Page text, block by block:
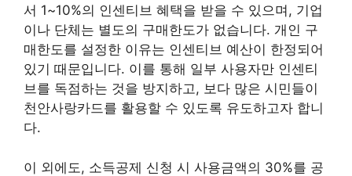
서 1~10%의 인센티브 혜택을 받을 수 있으며, 기업
이나 단체는 별도의 구매한도가 없습니다. 개인 구
매한도를 설정한 이유는 인센티브 예산이 한정되어
있기 때문입니다. 이를 통해 일부 사용자만 인센티
브를 독점하는 것을 방지하고, 보다 많은 시민들이
천안사랑카드를 활용할 수 있도록 유도하고자 합니
다.
이 외에도, 소득공제 신청 시 사용금액의 30%를 공